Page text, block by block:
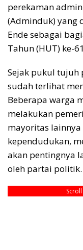
perekaman
(Adminduk) yang
Ende sebagai
Tahun (HUT) ke-
Sejak pukul tujuh
sudah terlihat
Beberapa warga
melakukan
mayoritas
kependudukan,
akan pentingnya
oleh partai politik.